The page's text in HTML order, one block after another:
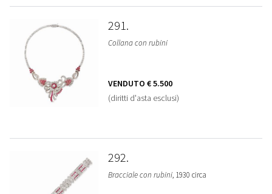
291
Collana con rubini
VENDUTO € 5.500
(diritti d'asta esclusi)
292
Bracciale con rubini, 1930 circa